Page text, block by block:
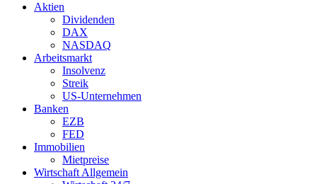
Aktien
Dividenden
DAX
NASDAQ
Arbeitsmarkt
Insolvenz
Streik
US-Unternehmen
Banken
EZB
FED
Immobilien
Mietpreise
Wirtschaft Allgemein